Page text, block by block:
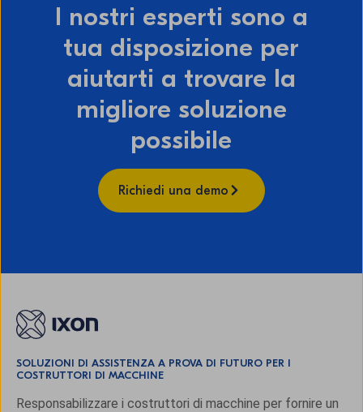
I nostri esperti sono a
tua disposizione per
aiutarti a trovare la
migliore soluzione
possibile
Richiedi una demo
SOLUZIONI DI ASSISTENZA A PROVA DI FUTURO PER I
COSTRUTTORI DI MACCHINE
Responsabilizzare i costruttori di macchine per fornire un